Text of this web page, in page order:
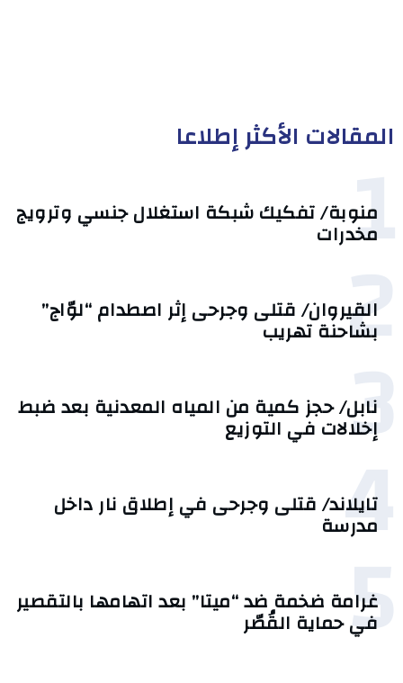
المقالات الأكثر إطلاعا
1
منوبة/ تفكيك شبكة استغلال جنسي وترويج
مخدرات
2
القيروان/ قتلى وجرحى إثر اصطدام “لوّاج”
بشاحنة تهريب
3
نابل/ حجز كمية من المياه المعدنية بعد ضبط
إخلالات في التوزيع
4
تايلاند/ قتلى وجرحى في إطلاق نار داخل
مدرسة
5
غرامة ضخمة ضد “ميتا” بعد اتهامها بالتقصير
في حماية القُصّر